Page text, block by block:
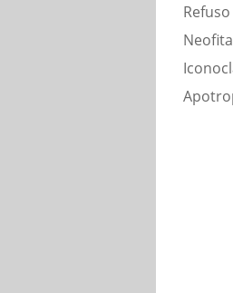
Refuso
Neofita